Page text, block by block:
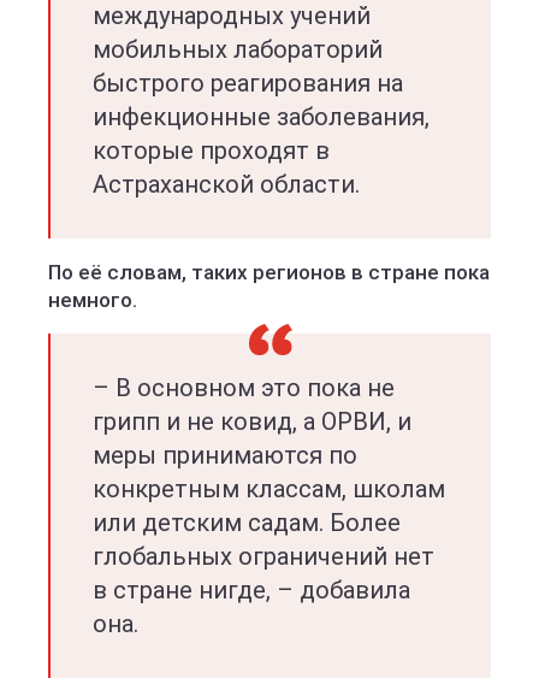
международных учений
мобильных лабораторий
быстрого реагирования на
инфекционные заболевания,
которые проходят в
Астраханской области.
По её словам, таких регионов в стране пока
немного.
– В основном это пока не
грипп и не ковид, а ОРВИ, и
меры принимаются по
конкретным классам, школам
или детским садам. Более
глобальных ограничений нет
в стране нигде, – добавила
она.